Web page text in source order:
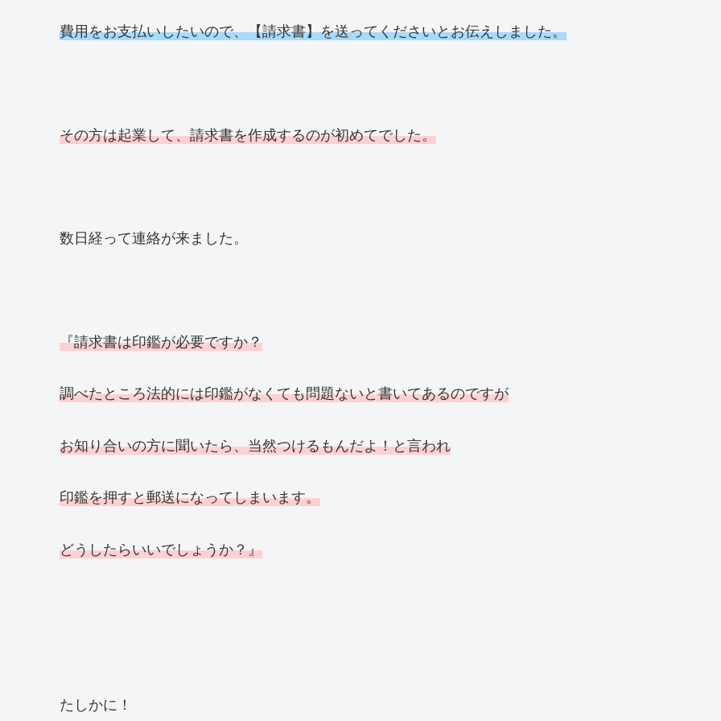
費用をお支払いしたいので、【請求書】を送ってくださいとお伝えしました。
その方は起業して、請求書を作成するのが初めてでした。
数日経って連絡が来ました。
『請求書は印鑑が必要ですか？
調べたところ法的には印鑑がなくても問題ないと書いてあるのですが
お知り合いの方に聞いたら、当然つけるもんだよ！と言われ
印鑑を押すと郵送になってしまいます。
どうしたらいいでしょうか？』
たしかに！